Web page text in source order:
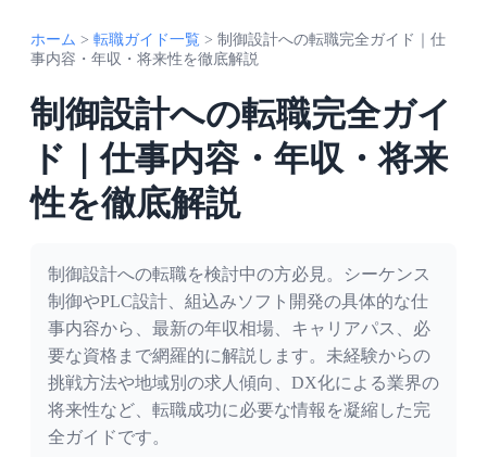
ホーム > 転職ガイド一覧 > 制御設計への転職完全ガイド｜仕
事内容・年収・将来性を徹底解説
制御設計への転職完全ガイ
ド｜仕事内容・年収・将来
性を徹底解説
制御設計への転職を検討中の方必見。シーケンス
制御やPLC設計、組込みソフト開発の具体的な仕
事内容から、最新の年収相場、キャリアパス、必
要な資格まで網羅的に解説します。未経験からの
挑戦方法や地域別の求人傾向、DX化による業界の
将来性など、転職成功に必要な情報を凝縮した完
全ガイドです。